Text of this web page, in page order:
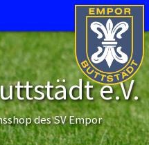
e.V.
des SV Empor